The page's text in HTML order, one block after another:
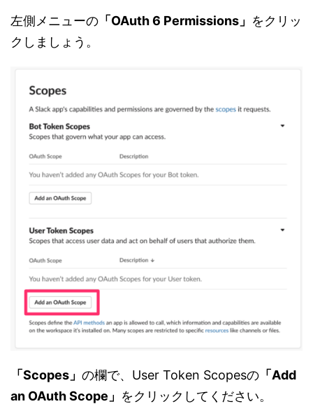
左側メニューの 「OAuth 6 Permissions」 をクリッ
クしましょう。
「Scopes」 の欄で、User Token Scopesの 「Add
an OAuth Scope」 をクリックしてください。